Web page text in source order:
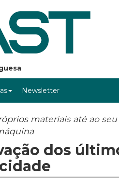
Newsletter
materiais até ao seu
dos